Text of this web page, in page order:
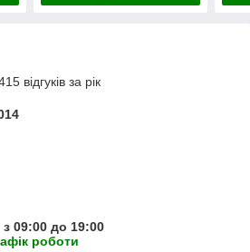
відгуків за рік
09:00 до 19:00
роботи